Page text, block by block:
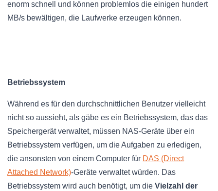
enorm schnell und können problemlos die einigen hundert
MB/s bewältigen, die Laufwerke erzeugen können.
Betriebssystem
Während es für den durchschnittlichen Benutzer vielleicht
nicht so aussieht, als gäbe es ein Betriebssystem, das das
Speichergerät verwaltet, müssen NAS-Geräte über ein
Betriebssystem verfügen, um die Aufgaben zu erledigen,
die ansonsten von einem Computer für DAS (Direct
Attached Network)-Geräte verwaltet würden. Das
Betriebssystem wird auch benötigt, um die Vielzahl der